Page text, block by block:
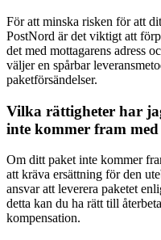
För att minska risken för att
PostNord är det viktigt att
det med mottagarens adress
väljer en spårbar
paketförsändelser.
Vilka rättigheter har
inte kommer fram
Om ditt paket inte kommer
att kräva ersättning för den
ansvar att leverera paketet
detta kan du ha rätt till
kompensation.